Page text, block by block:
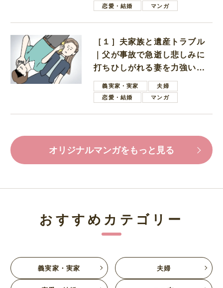
恋愛・結婚
マンガ
［１］夫家族と遺産トラブル
｜父が事故で急逝し悲しみに
打ちひしがれる妻を力強い言
葉で励ます夫
義実家・実家
夫婦
恋愛・結婚
マンガ
オリジナルマンガをもっと見る
おすすめカテゴリー
義実家・実家 夫婦